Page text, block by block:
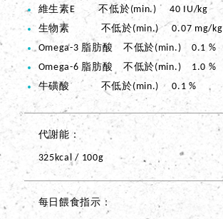
維生素E 不低於(min.) 40 IU/kg
生物素 不低於(min.) 0.07 mg/kg
Omega-3 脂肪酸 不低於(min.) 0.1 %
Omega-6 脂肪酸 不低於(min.) 1.0 %
牛磺酸 不低於(min.) 0.1 %
代謝能
325kcal / 100g
每日餵食指示